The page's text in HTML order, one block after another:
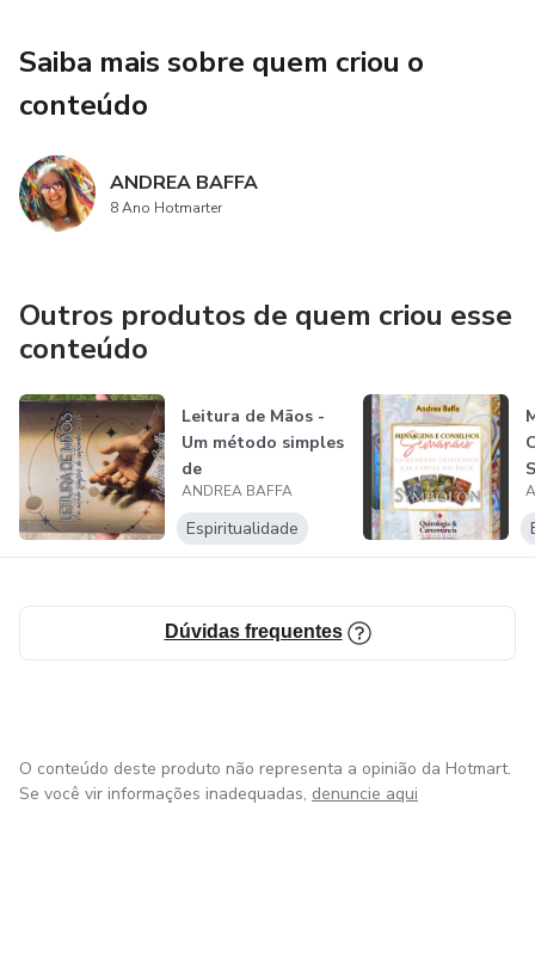
esteja vibrando aquela energia; procure ajudar.
melhor e mais elevada forma de benefício.
Saiba mais sobre quem criou o
conteúdo
ANDREA BAFFA
8 Ano Hotmarter
Outros produtos de quem criou esse
conteúdo
Leitura de Mãos -
Um método simples
de
autoconhecimento
ANDREA BAFFA
Espiritualidade
Dúvidas frequentes
O conteúdo deste produto não representa a opinião da Hotmart.
Se você vir informações inadequadas, denuncie aqui